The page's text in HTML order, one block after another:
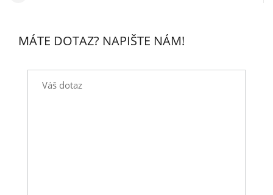
MÁTE DOTAZ? NAPIŠTE NÁM!